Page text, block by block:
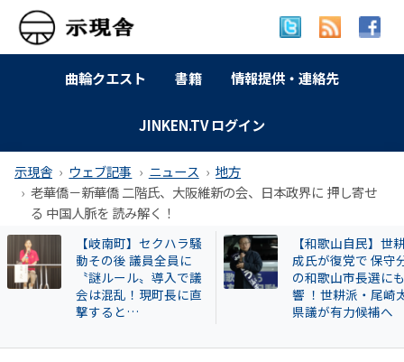
曲輪クエスト 書籍 情報提供・連絡先
JINKEN.TV ログイン
示現舎 ウェブ記事 ニュース
地方
老華僑－新華僑 二階氏、大阪維新の会、日本政界に 押し寄せ
る 中国人脈を 読み解く！
【和歌山自民】世耕弘
成氏が復党で 保守分裂
の和歌山市長選にも影
響 ！世耕派・尾崎太郎
県議が有力候補へ
特別企画 解放同盟
政等が 過去に公開
部落・同和地区リ